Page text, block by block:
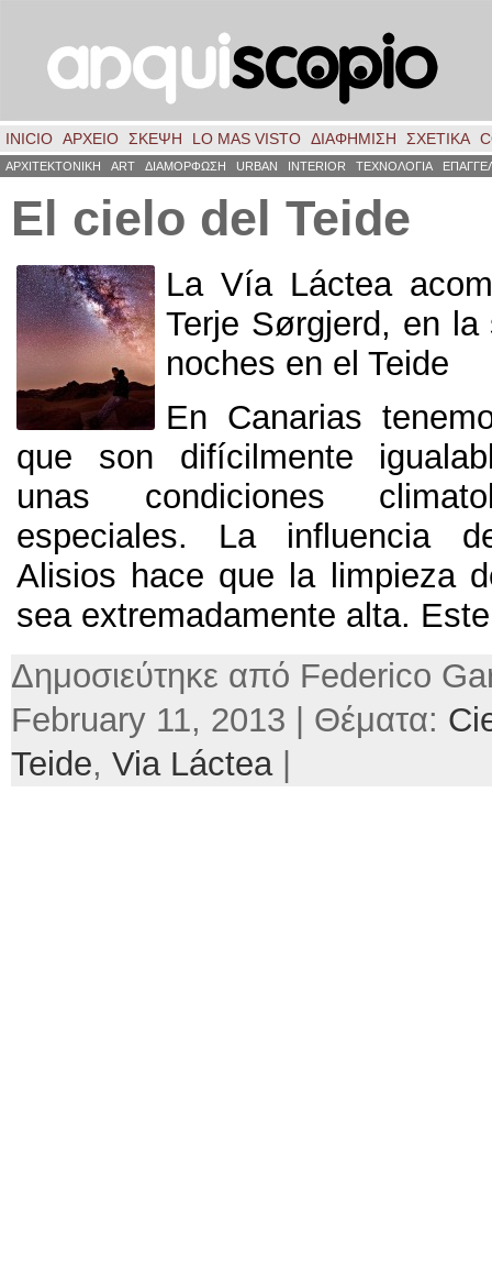
INICIO ΑΡΧΕΙΟ ΣΚΈΨΗ LO MAS VISTO ΔΙΑΦΗΜΙΣΗ ΣΧΕΤΙΚΑ
ΑΡΧΙΤΕΚΤΟΝΙΚΗ ART ΔΙΑΜΟΡΦΩΣΗ URBAN INTERIOR ΤΕΧΝΟΛΟΓΙΑ
El cielo del Teide
La Vía Láctea
Terje Sørgjerd, en la
noches en el Teide
En Canarias
que son difícilmente
unas condiciones
especiales. La influencia
Alisios hace que la limpieza
sea extremadamente alta. Este
Δημοσιεύτηκε από Federico
February 11, 2013 | Θέματα:
Teide, Via Láctea|